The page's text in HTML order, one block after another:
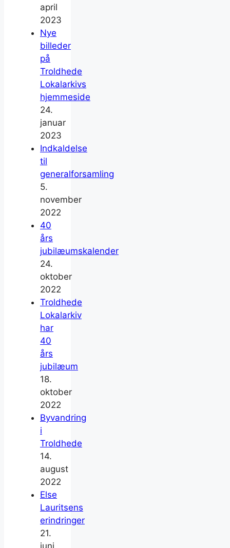
april
2023
Nye
billeder
på
Troldhede
Lokalarkivs
hjemmeside
24.
januar
2023
Indkaldelse
til
generalforsamling
5.
november
2022
40
års
jubilæumskalender
24.
oktober
2022
Troldhede
Lokalarkiv
har
40
års
jubilæum
18.
oktober
2022
Byvandring
i
Troldhede
14.
august
2022
Else
Lauritsens
erindringer
21.
juni